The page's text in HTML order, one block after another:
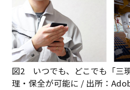
図2 いつでも、どこでも「三
理・保全が可能に / 出所：